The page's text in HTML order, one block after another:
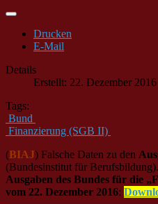
Drucken
E-Mail
Details
Erstellt: 22. Dezember 2016
Tags:
Bund
Finanzierung (SGB II)
(BIAJ) Falsche Daten zu den
(Bundesinstitut für Berufsbildung).
Ausgaben des Bundes für die
vom 22. Dezember 2016: